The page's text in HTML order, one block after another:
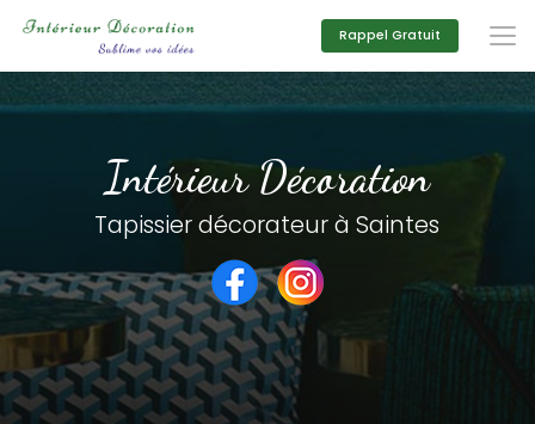
principal
Rappel Gratuit
Intérieur Décoration
Tapissier décorateur à Saintes